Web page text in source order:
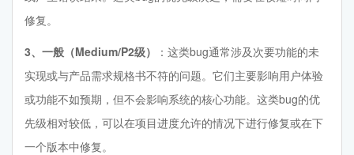
修复。
3、一般（Medium/P2级）
：这类bug通常涉及次要功能的未
实现或与产品需求规格书不符的问题。它们主要影响用户体验
或功能不如预期，但不会影响系统的核心功能。这类bug的优
先级相对较低，可以在项目进度允许的情况下进行修复或在下
一个版本中修复。